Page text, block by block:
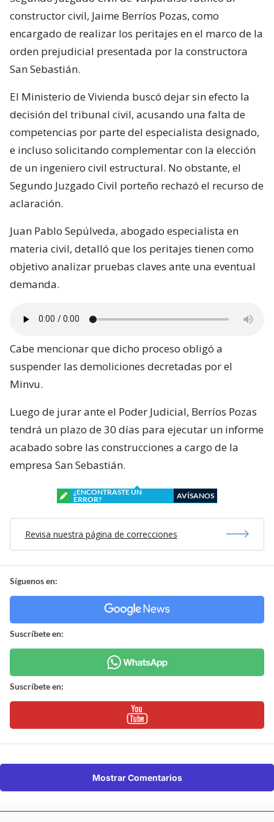
constructor civil, Jaime Berríos Pozas, como
encargado de realizar los peritajes en el marco de la
orden prejudicial presentada por la constructora
San Sebastián.
El Ministerio de Vivienda buscó dejar sin efecto la
decisión del tribunal civil, acusando una falta de
competencias por parte del especialista designado,
e incluso solicitando complementar con la elección
de un ingeniero civil estructural. No obstante, el
Segundo Juzgado Civil porteño rechazó el recurso de
aclaración.
Juan Pablo Sepúlveda, abogado especialista en
materia civil, detalló que los peritajes tienen como
objetivo analizar pruebas claves ante una eventual
demanda.
Cabe mencionar que dicho proceso obligó a
suspender las demoliciones decretadas por el
Minvu.
Luego de jurar ante el Poder Judicial, Berríos Pozas
tendrá un plazo de 30 días para ejecutar un informe
acabado sobre las construcciones a cargo de la
empresa San Sebastián.
¿ENCONTRASTE UN
ERROR?
AVÍSANOS
Revisa nuestra página de correcciones
Síguenos en:
Suscríbete en:
Suscríbete en:
Mostrar Comentarios